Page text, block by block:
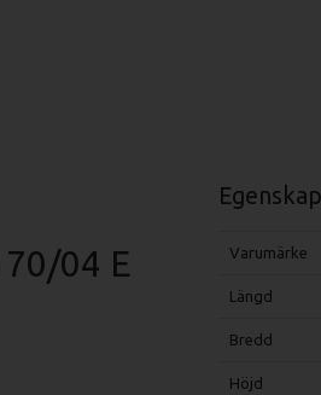
04 E Varumärke
Längd
Bredd
Höjd